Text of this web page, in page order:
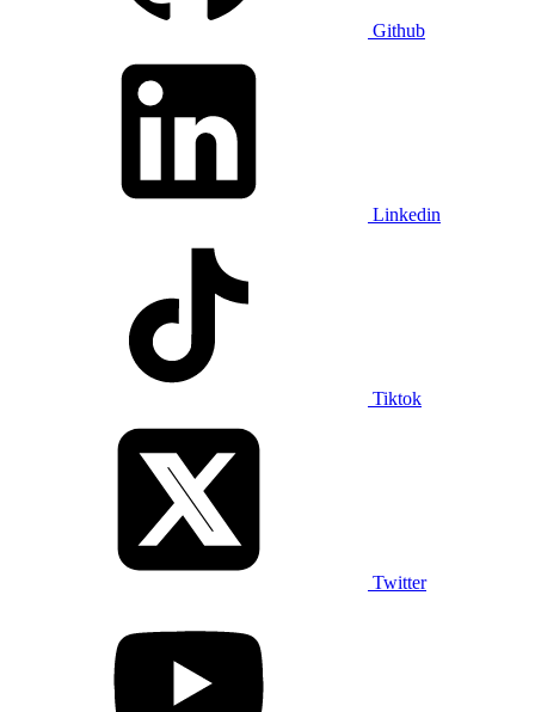
Github
Linkedin
Tiktok
Twitter